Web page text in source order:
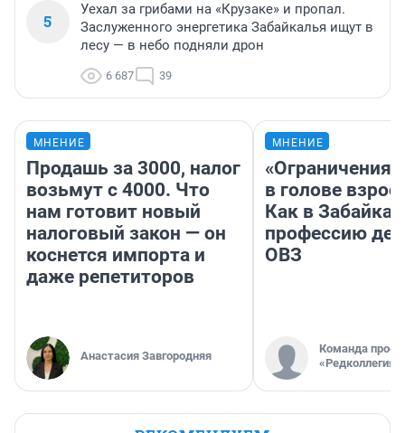
5
Уехал за грибами на «Крузаке» и пропал.
Заслуженного энергетика Забайкалья ищут в
лесу — в небо подняли дрон
6 687 39
МНЕНИЕ
Продашь за 3000, налог
возьмут с 4000. Что
нам готовит новый
налоговый закон — он
коснется импорта и
даже репетиторов
Анастасия Завгородняя
МНЕНИЕ
«Ограничения
в голове
Как в
профессию
ОВЗ
Команда
«Редколлегия»